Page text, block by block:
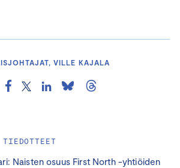
Naisten osuus First North -yhtiöiden
VILLE KAJALA